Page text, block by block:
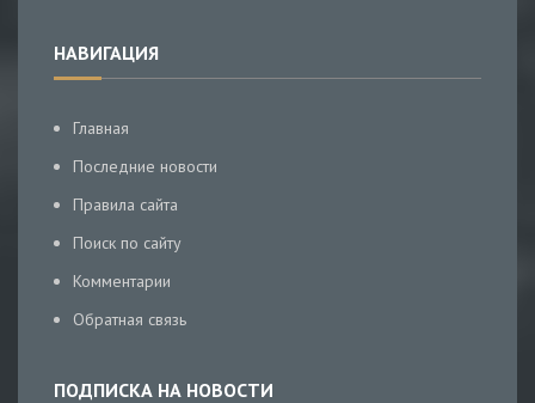
НАВИГАЦИЯ
Главная
Последние новости
Правила сайта
Поиск по сайту
Комментарии
Обратная связь
ПОДПИСКА НА НОВОСТИ